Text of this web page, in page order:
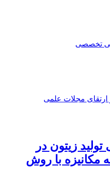
تخصصی
ارتقای مجلات علمی
زیتون در
مکانیزه با روش